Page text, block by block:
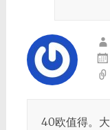
40欧值得。